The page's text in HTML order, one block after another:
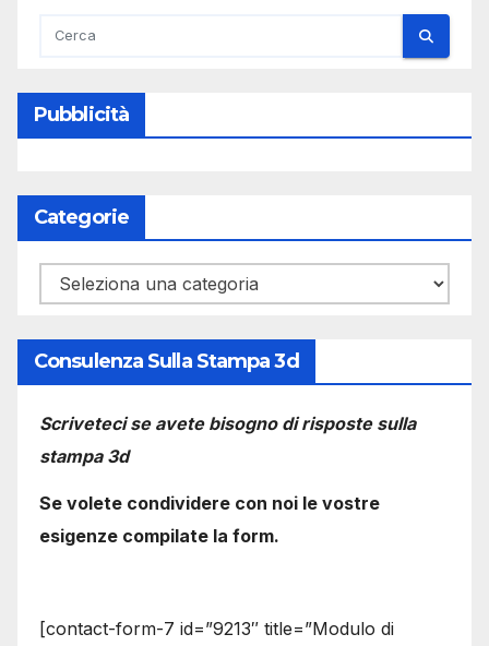
Pubblicità
Categorie
Categorie
Consulenza Sulla Stampa 3d
Scriveteci se avete bisogno di risposte sulla
stampa 3d
Se volete condividere con noi le vostre
esigenze compilate la form.
[contact-form-7 id=”9213″ title=”Modulo di